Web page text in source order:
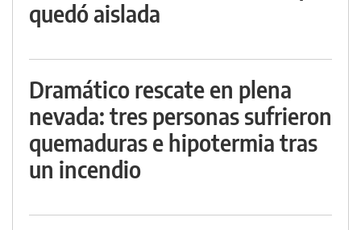
quedó aislada
Dramático rescate en plena
nevada: tres personas sufrieron
quemaduras e hipotermia tras
un incendio